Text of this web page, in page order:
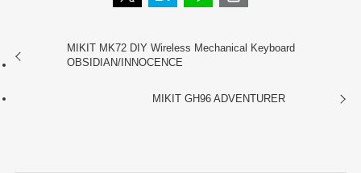
MIKIT MK72 DIY Wireless Mechanical Keyboard
OBSIDIAN/INNOCENCE
MIKIT GH96 ADVENTURER